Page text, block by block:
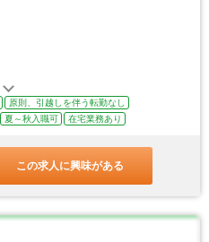
原則、引越しを伴う転勤なし
夏～秋入職可 在宅業務あり
この求人に興味がある